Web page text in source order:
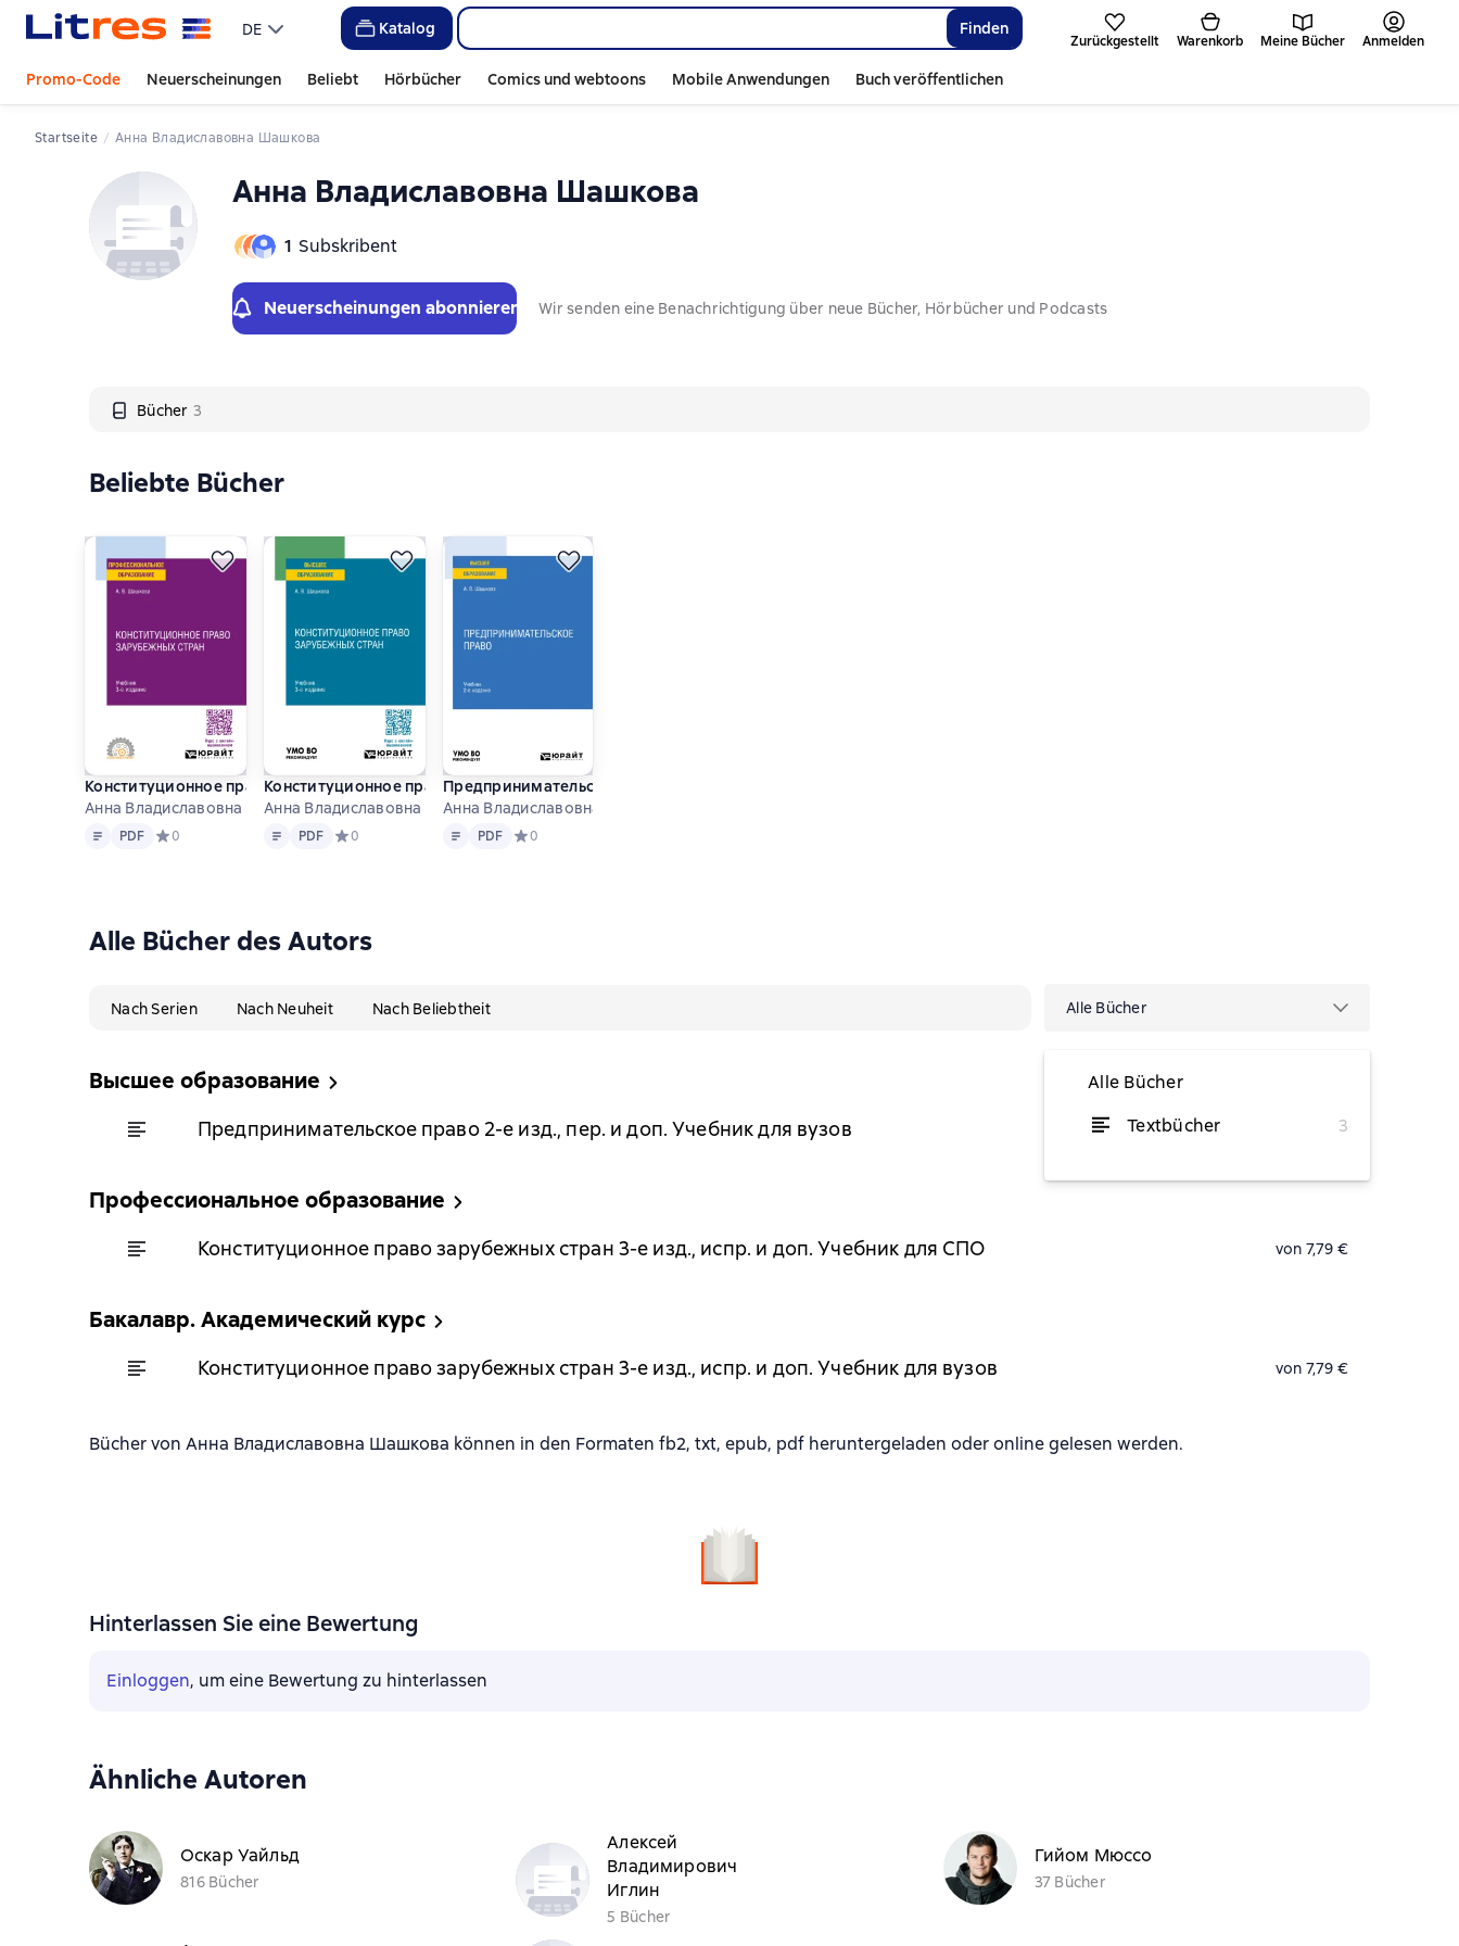
DE Katalog Finden
Zurückgestellt Warenkorb Meine Bücher Anmelden
Promo-Code Neuerscheinungen Beliebt Hörbücher Comics und webtoons Mobile Anwendungen Buch veröffentlichen
Startseite Анна Владиславовна Шашкова
Анна Владиславовна Шашкова
1 Subskribent
Neuerscheinungen abonnieren Wir senden eine Benachrichtigung über neue Bücher, Hörbücher und Podcasts
Bücher 3
Слайдер с книгами
Beliebte Bücher
Конституционное право зарубежных стран 3-е изд., испр. и доп. Учебник для СПО
Анна Владиславовна Шашкова
Text PDF
PDF Средний рейтинг 0 на основе 0 оценок
0
Конституционное право зарубежных стран 3-е изд., испр. и доп. Учебник для вузов
Анна Владиславовна Шашкова
Text PDF
PDF Средний рейтинг 0 на основе 0 оценок
0
Предпринимательское право 2-е изд., пер. и доп. Учебник для вузов
Анна Владиславовна Шашкова
Text PDF
PDF Средний рейтинг 0 на основе 0 оценок
0
Alle Bücher des Autors
Nach Serien Nach Neuheit Nach Beliebtheit Alle Bücher
Alle Bücher
Textbücher
3
Высшее образование
Предпринимательское право 2-е изд., пер. и доп. Учебник для вузов von 12,54 €
Профессиональное образование
Конституционное право зарубежных стран 3-е изд., испр. и доп. Учебник для СПО von 7,79 €
Бакалавр. Академический курс
Конституционное право зарубежных стран 3-е изд., испр. и доп. Учебник для вузов von 7,79 €
Bücher von Анна Владиславовна Шашкова können in den Formaten fb2, txt, epub, pdf heruntergeladen oder online gelesen werden.
Hinterlassen Sie eine Bewertung
Einloggen, um eine Bewertung zu hinterlassen
Ähnliche Autoren
Оскар Уайльд
816 Bücher
Алексей
Владимирович
Иглин
5 Bücher
Гийом Мюссо
37 Bücher